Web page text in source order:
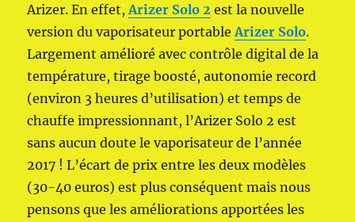
Arizer. En effet,Arizer Solo 2 est la nouvelle
version du vaporisateur portableArizer Solo.
Largement amélioré avec contrôle digital de la
température, tirage boosté, autonomie record
(environ 3 heures d’utilisation) et temps de
chauffe impressionnant, l’Arizer Solo 2 est
sans aucun doute le vaporisateur de l’année
2017 ! L’écart de prix entre les deux modèles
(30-40 euros) est plus conséquent mais nous
pensons que les améliorations apportées les